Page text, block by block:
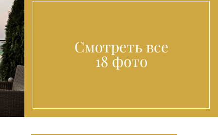
Смотреть все
18 фото